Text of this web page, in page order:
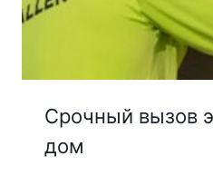
Срочный вызов
дом